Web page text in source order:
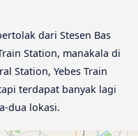
dari Stesen Bas
Station, manakala di
Station, Yebes Train
terdapat banyak lagi
dua lokasi.